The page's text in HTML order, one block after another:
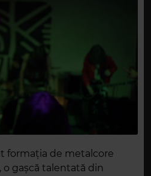
formația de metalcore
o gașcă talentată din